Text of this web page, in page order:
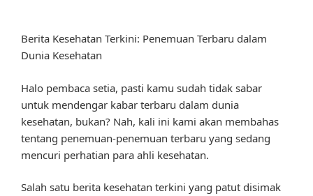
Berita Kesehatan Terkini: Penemuan Terbaru dalam
Dunia Kesehatan
Halo pembaca setia, pasti kamu sudah tidak sabar
untuk mendengar kabar terbaru dalam dunia
kesehatan, bukan? Nah, kali ini kami akan membahas
tentang penemuan-penemuan terbaru yang sedang
mencuri perhatian para ahli kesehatan.
Salah satu berita kesehatan terkini yang patut disimak